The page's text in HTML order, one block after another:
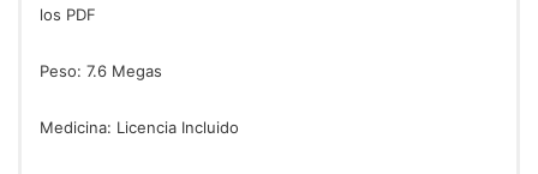
los PDF
Peso: 7.6 Megas
Medicina: Licencia Incluido